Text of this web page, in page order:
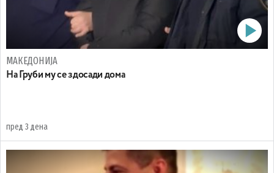
МАКЕДОНИЈА
На Груби му се здосади дома
пред 3 дена